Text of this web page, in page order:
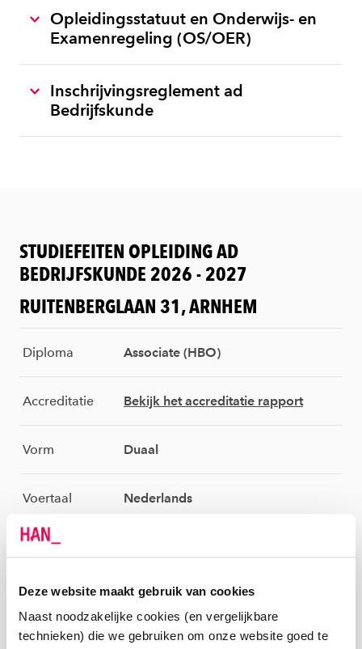
Deze website maakt gebruik van cookies
Naast noodzakelijke cookies (en vergelijkbare
technieken) die we gebruiken om onze website goed te
Opleidingsstatuut en Onderwijs- en
Examenregeling (OS/OER)
Inschrijvingsreglement ad
Bedrijfskunde
STUDIEFEITEN OPLEIDING AD
BEDRIJFSKUNDE 2026 - 2027
RUITENBERGLAAN 31, ARNHEM
Diploma Associate (HBO)
Accreditatie Bekijk het accreditatie rapport
Vorm Duaal
Voertaal Nederlands
Startdatum
Tijdsduur 2 jaar
Studiepunten 120 EC